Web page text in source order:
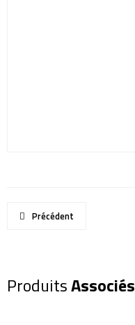
Précédent
ProduitsAssociés